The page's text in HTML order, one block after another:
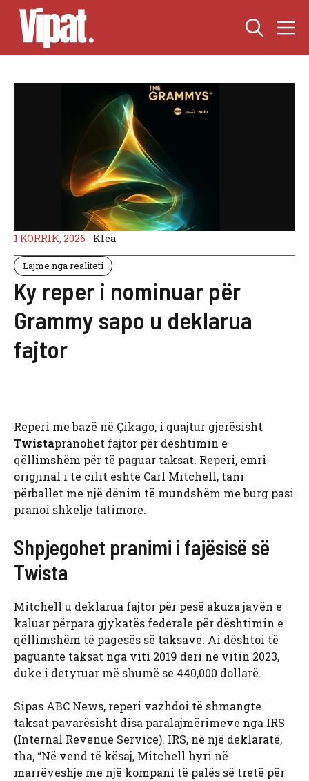
Skip
content
1 KORRIK, 2026 Klea
Lajme nga realiteti
Ky reper i nominuar për
Grammy sapo u deklarua
fajtor
Reperi me bazë në Çikago, i quajtur gjerësisht
Twistapranohet fajtor për dështimin e
qëllimshëm për të paguar taksat. Reperi, emri
origjinal i të cilit është Carl Mitchell, tani
përballet me një dënim të mundshëm me burg pasi
pranoi shkelje tatimore.
Shpjegohet pranimi i fajësisë së
Twista
Mitchell u deklarua fajtor për pesë akuza javën e
kaluar përpara gjykatës federale për dështimin e
qëllimshëm të pagesës së taksave. Ai dështoi të
paguante taksat nga viti 2019 deri në vitin 2023,
duke i detyruar më shumë se 440,000 dollarë.
Sipas ABC News, reperi vazhdoi të shmangte
taksat pavarësisht disa paralajmërimeve nga IRS
(Internal Revenue Service). IRS, në një deklaratë,
tha, “Në vend të kësaj, Mitchell hyri në
marrëveshje me një kompani të palës së tretë për